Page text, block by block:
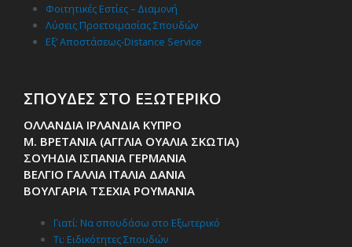
Φοιτητικές Εστίες – Διαμονή
Λύσεις Προετοιμασίας Σπουδών
Εξ’ Αποστάσεως-Distance Service
ΣΠΟΥΔΕΣ ΣΤΟ ΕΞΩΤΕΡΙΚΟ
ΟΛΛΑΝΔΙΑ ΙΡΛΑΝΔΙΑ ΚΥΠΡΟ
Μ. ΒΡΕΤΑΝΙΑ (ΑΓΓΛΙΑ ΟΥΑΛΙΑ ΣΚΩΤΙΑ)
ΣΟΥΗΔΙΑ ΙΣΠΑΝΙΑ ΓΕΡΜΑΝΙΑ
ΒΕΛΓΙΟ ΓΑΛΛΙΑ ΙΤΑΛΙΑ ΔΑΝΙΑ
ΒΟΥΛΓΑΡΙΑ ΤΣΕΧΙΑ ΡΟΥΜΑΝΙΑ
Γιατί: Nα σπουδάσω στο Εξωτερικό
Τι: Ειδικότητες Σπουδών